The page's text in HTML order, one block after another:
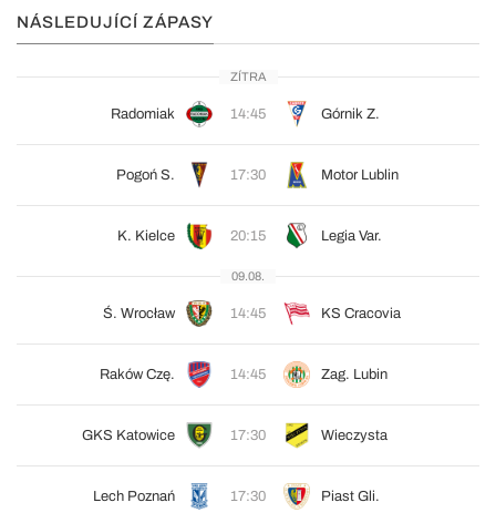
NÁSLEDUJÍCÍ ZÁPASY
ZÍTRA
Radomiak 14:45 Górnik Z.
Pogoń S. 17:30 Motor Lublin
K. Kielce 20:15 Legia Var.
09.08.
Ś. Wrocław 14:45 KS Cracovia
Raków Czę. 14:45 Zag. Lubin
GKS Katowice 17:30 Wieczysta
Lech Poznań 17:30 Piast Gli.